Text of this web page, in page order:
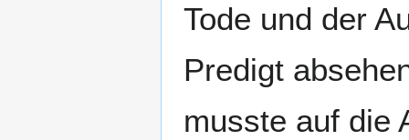
Tode und der
Predigt
musste auf die